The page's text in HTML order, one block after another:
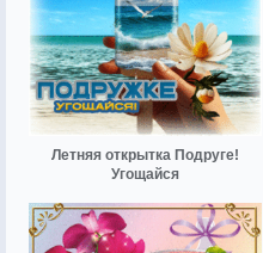
Летняя открытка Подруге!
Угощайся